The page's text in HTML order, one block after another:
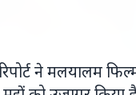
ने मलयालम